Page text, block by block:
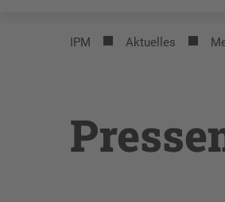
IPM Aktuelles